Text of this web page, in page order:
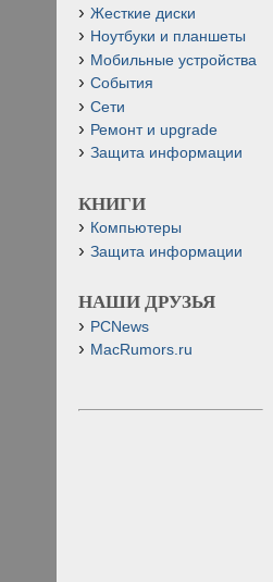
Жесткие диски
Ноутбуки и планшеты
Мобильные устройства
События
Сети
Ремонт и upgrade
Защита информации
КНИГИ
Компьютеры
Защита информации
НАШИ ДРУЗЬЯ
PCNews
MacRumors.ru